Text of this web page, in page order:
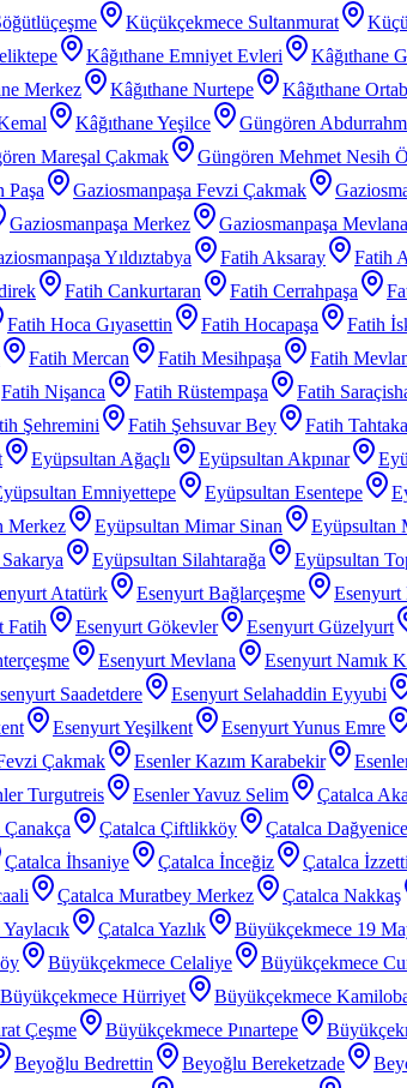
Küçükçekmece Sultanmurat
Kâğıthane Emniyet Evleri Kâğıthane
Merkez Kâğıthane Nurtepe Kâğıthane
Kâğıthane Yeşilce Güngören
Mareşal Çakmak Güngören Mehmet Nesih
Paşa Gaziosmanpaşa Fevzi Çakmak
Gaziosmanpaşa Merkez Gaziosmanpaşa Mevlana
Yıldıztabya Fatih Aksaray Fatih
Fatih Cankurtaran Fatih Cerrahpaşa
Fatih Hoca Gıyasettin Fatih Hocapaşa Fatih
Fatih Mercan Fatih Mesihpaşa Fatih
Fatih Nişanca Fatih Rüstempaşa Fatih
Şehremini Fatih Şehsuvar Bey Fatih
Eyüpsultan Ağaçlı Eyüpsultan Akpınar
Emniyettepe Eyüpsultan Esentepe
Merkez Eyüpsultan Mimar Sinan Eyüpsultan
Eyüpsultan Silahtarağa Eyüpsultan
Atatürk Esenyurt Bağlarçeşme Esenyurt
Fatih Esenyurt Gökevler Esenyurt Güzelyurt
Esenyurt Mevlana Esenyurt Namık
Saadetdere Esenyurt Selahaddin Eyyubi
Esenyurt Yeşilkent Esenyurt Yunus Emre
Çakmak Esenler Kazım Karabekir
Turgutreis Esenler Yavuz Selim Çatalca
Çatalca Çiftlikköy Çatalca Dağyenice
Çatalca İhsaniye Çatalca İnceğiz Çatalca
Çatalca Muratbey Merkez Çatalca Nakkaş
Çatalca Yazlık Büyükçekmece 19
Büyükçekmece Celaliye Büyükçekmece
Büyükçekmece Hürriyet Büyükçekmece
Çeşme Büyükçekmece Pınartepe
Beyoğlu Bedrettin Beyoğlu Bereketzade